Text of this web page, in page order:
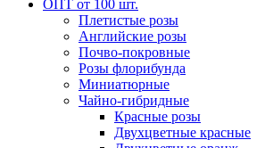
ОПТ от 100 шт.
Плетистые розы
Английские розы
Почво-покровные
Розы флорибунда
Миниатюрные
Чайно-гибридные
Красные розы
Двухцветные красные